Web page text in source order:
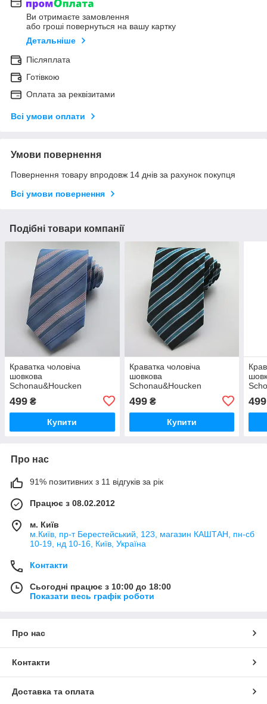
Ви отримаєте замовлення
або гроші повернуться на вашу картку
Детальніше
Післяплата
Готівкою
Оплата за реквізитами
Всі умови оплати
Умови повернення
Повернення товару впродовж 14 днів за рахунок покупця
Всі умови повернення
Подібні товари компанії
Краватка чоловіча
шовкова
Schonau&Houcken
499 ₴
Купити
Краватка чоловіча
шовкова
Schonau&Houcken
499₴
Купити
499
Про нас
91% позитивних з 11 відгуків за рік
Працює з 08.02.2012
м. Київ
м.Київ, пр-т Берестейський, 123, магазин КАШТАН, пн-сб
10-19, нд 10-16, Київ, Україна
Контакти
Сьогодні працює з 10:00 до 18:00
Показати весь графік роботи
Про нас
Контакти
Доставка та оплата